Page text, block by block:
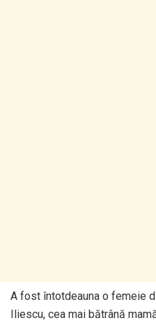
A fost întotdeauna o femeie
Iliescu, cea mai bătrână